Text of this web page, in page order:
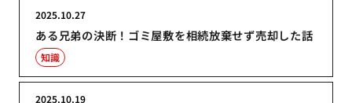
ある兄弟の決断！ゴミ屋敷を相続放棄せず売却した話
2025.10.27
知識
2025.10.19